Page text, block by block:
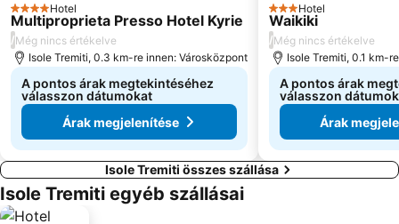
4 Kategória
Hotel
Multiproprieta Presso Hotel Kyrie
/Még nincs értékelve
Isole Tremiti, 0.3 km-re innen: Városközpont
A pontos árak megtekintéséhez
válasszon dátumokat
Árak megjelenítése
3 Kategória
Hotel
Waikiki
/Még nincs értékelve
Isole Tremiti, 0.1 km-
A pontos árak
válasszon
Árak
Isole Tremiti összes szállása
Isole Tremiti egyéb szállásai